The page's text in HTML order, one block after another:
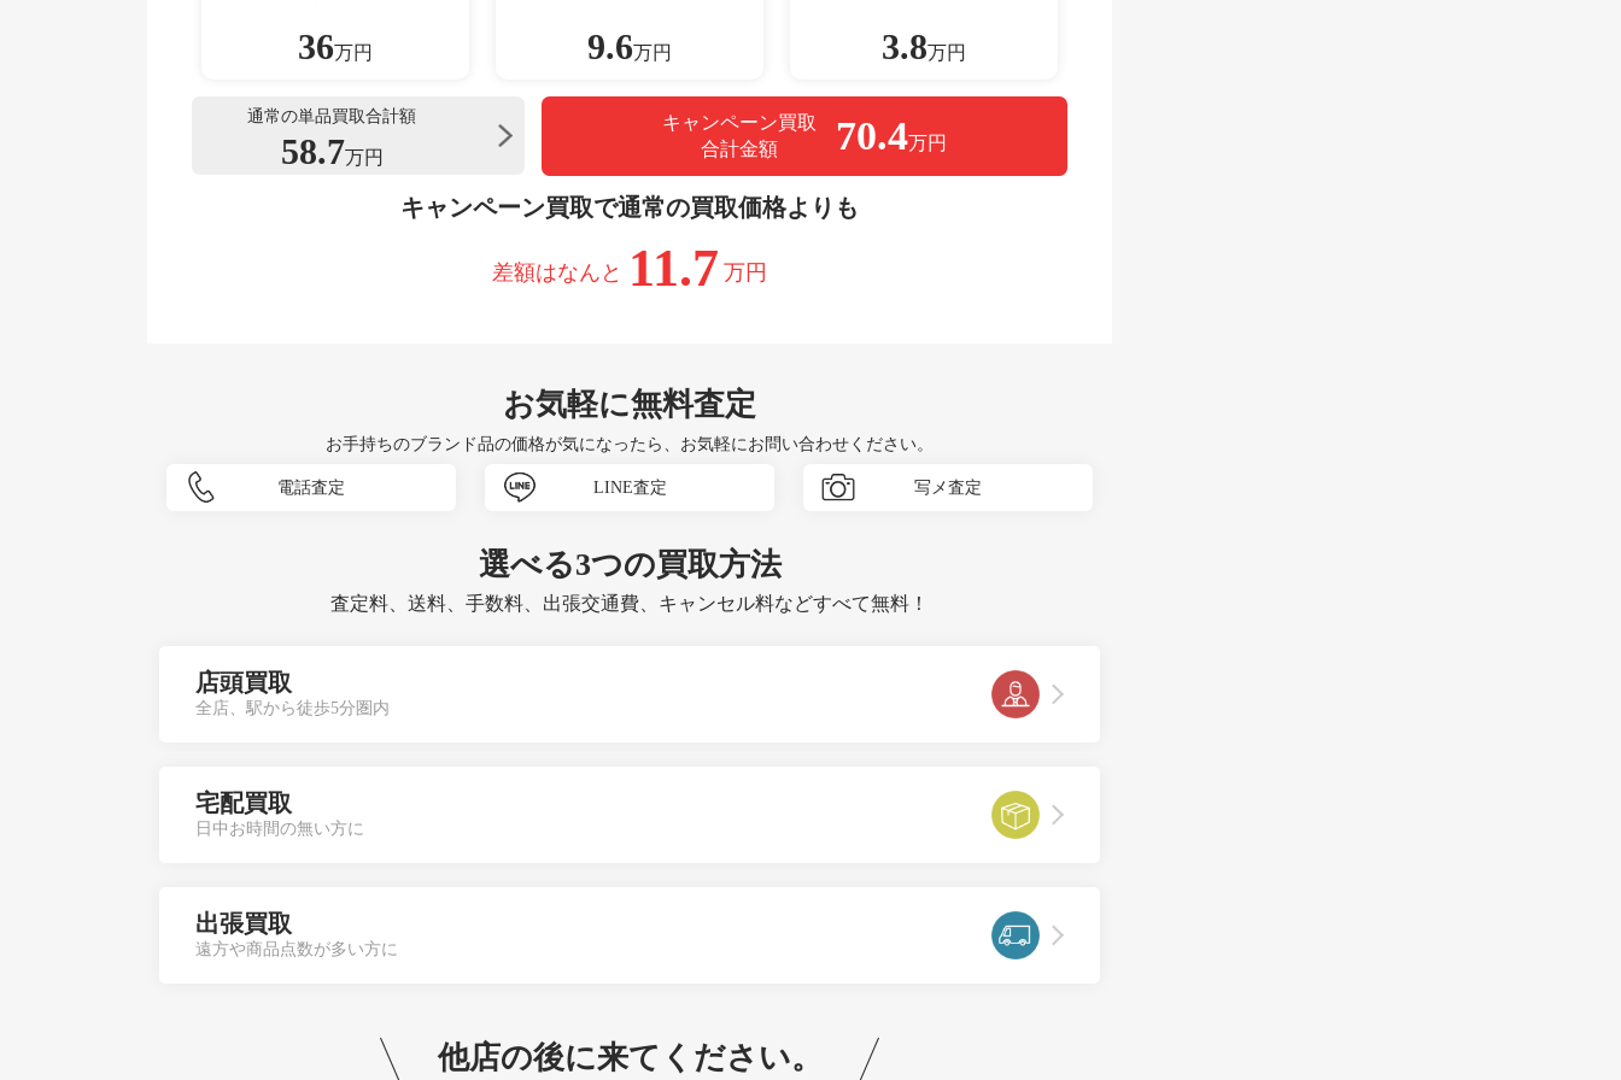
36万円 9.6万円 3.8万円
通常の単品買取合計額
58.7万円
キャンペーン買取
合計金額
70.4万円
キャンペーン買取で通常の買取価格よりも
差額はなんと 11.7 万円
お気軽に無料査定
お手持ちのブランド品の価格が気になったら、お気軽にお問い合わせください。
電話査定 LINE査定 写メ査定
選べる3つの買取方法
査定料、送料、手数料、出張交通費、キャンセル料などすべて無料！
店頭買取
全店、駅から徒歩5分圏内
宅配買取
日中お時間の無い方に
出張買取
遠方や商品点数が多い方に
他店の後に来てください。